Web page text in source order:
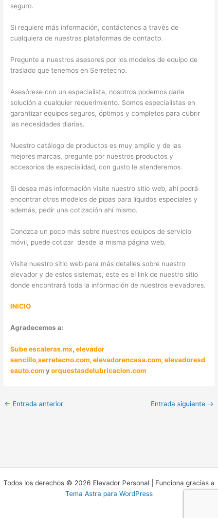
seguro.
Si requiere más información, contáctenos a través de
cualquiera de nuestras plataformas de contacto.
Pregunte a nuestros asesores por los modelos de equipo de
traslado que tenemos en Serretecno.
Asesórese con un especialista, nosotros podemos darle
solución a cualquier requerimiento. Somos especialistas en
garantizar equipos seguros, óptimos y completos para cubrir
las necesidades diarias.
Nuestro catálogo de productos es muy amplio y de las
mejores marcas, pregunte por nuestros productos y
accesorios de especialidad, con gusto le atenderemos.
Si desea más información visite nuestro sitio web, ahí podrá
encontrar otros modelos de pipas para líquidos especiales y
además, pedir una cotización ahí mismo.
Conozca un poco más sobre nuestros equipos de servicio
móvil, puede cotizar desde la misma página web.
Visite nuestro sitio web para más detalles sobre nuestro
elevador y de estos sistemas, este es el link de nuestro sitio
donde encontrará toda la información de nuestros elevadores.
INICIO
Agradecemos a:
Sube escaleras.mx,elevador
sencillo,serretecno.com, elevadorencasa.com, elevadoresd
eauto.comyorquestasdelubricacion.com
← Entrada anterior Entrada siguiente →
Todos los derechos © 2026 Elevador Personal | Funciona gracias a
Tema Astra para WordPress